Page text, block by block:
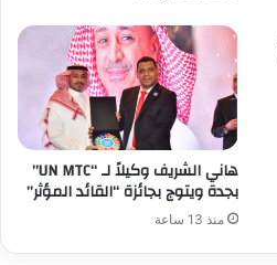
هاني الشريف وكيلاً لـ “UN MTC”
بجدة ويتوج بجائزة “القائد المؤثر”
منذ 13 ساعة